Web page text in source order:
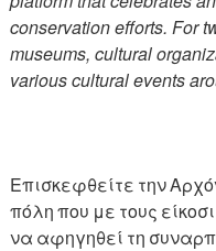
conservation efforts. For
museums, cultural
various cultural events
Επισκεφθείτε την
πόλη που με τους
να αφηγηθεί τη